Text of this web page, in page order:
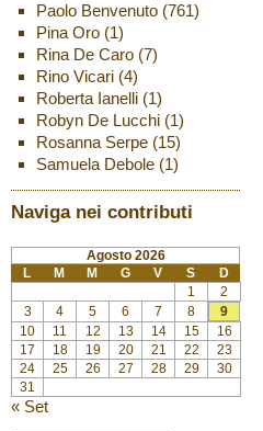
Paolo Benvenuto(761)
Pina Oro(1)
Rina De Caro(7)
Rino Vicari(4)
Roberta Ianelli(1)
Robyn De Lucchi(1)
Rosanna Serpe(15)
Samuela Debole(1)
Naviga nei contributi
Agosto 2026
L
M M G V S
D
1
2
3
4 5 6 7 8
9
10
11 12 13 14 15
16
17
18 19 20 21 22
23
24
25 26 27 28 29
30
31
« Set